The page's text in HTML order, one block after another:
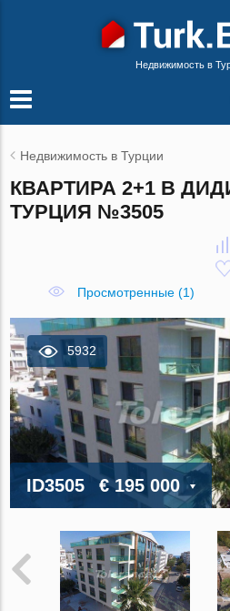
Недвижимость в
Недвижимость в Турции
КВАРТИРА 2+1 В
ТУРЦИЯ №3505
Просмотренные (1)
5932
ID3505 € 195 000